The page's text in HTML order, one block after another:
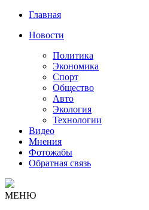
Главная
Новости
Политика
Экономика
Спорт
Общество
Авто
Экология
Технологии
Видео
Мнения
Фотожабы
Обратная связь
МЕНЮ